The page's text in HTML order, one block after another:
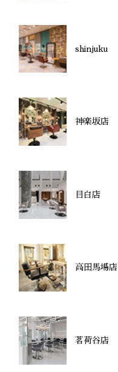
shinjuku
神楽坂店
目白店
高田馬場店
茗荷谷店